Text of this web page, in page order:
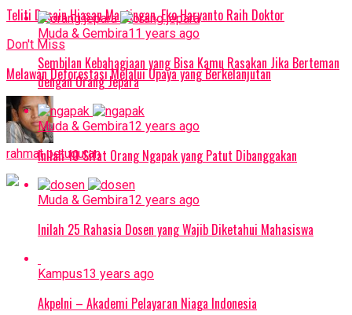
Teliti Desain Hiasan Mantingan, Eko Haryanto Raih Doktor
Don't Miss
Melawan Deforestasi Melalui Upaya yang Berkelanjutan
rahmat petuguran
Muda & Gembira11 years ago
Sembilan Kebahagiaan yang Bisa Kamu Rasakan Jika Berteman
dengan Orang Jepara
Muda & Gembira12 years ago
Inilah 10 Sifat Orang Ngapak yang Patut Dibanggakan
Muda & Gembira12 years ago
Inilah 25 Rahasia Dosen yang Wajib Diketahui Mahasiswa
Kampus13 years ago
Akpelni – Akademi Pelayaran Niaga Indonesia